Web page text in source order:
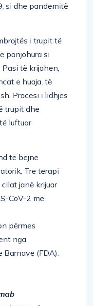
si dhe pandemitë
i trupit të
panjohura si
të krijohen,
e huaja, të
Procesi i lidhjes
trupit dhe
luftuar
të bëjnë
Tre terapi
janë krijuar
CoV-2 me
përmes
nga
(FDA).